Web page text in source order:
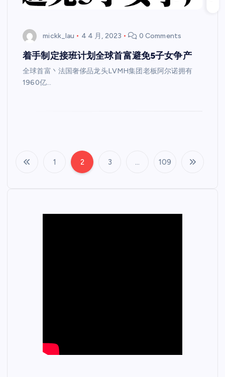
mickk_lau 4 4 月, 2023 0 Comments
着手制定接班计划全球首富避免5子女争产
全球首富丶法国奢侈品龙头LVMH集团老板阿尔诺拥有
1960亿…
文
分
1 2 3 … 109